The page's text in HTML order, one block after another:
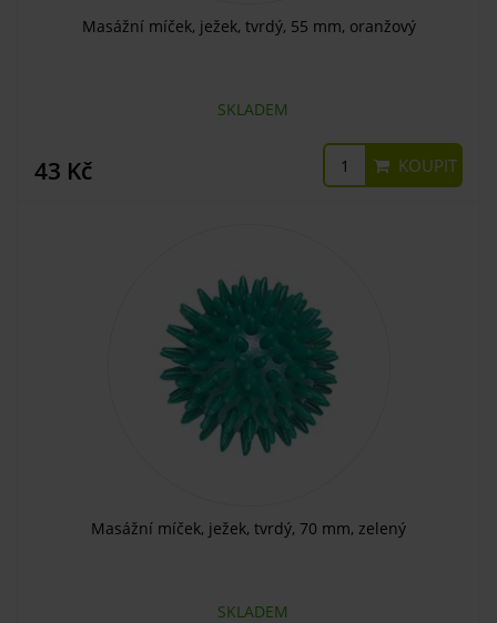
Masážní míček, ježek, tvrdý, 55 mm, oranžový
SKLADEM
43 Kč KOUPIT
Masážní míček, ježek, tvrdý, 70 mm, zelený
SKLADEM